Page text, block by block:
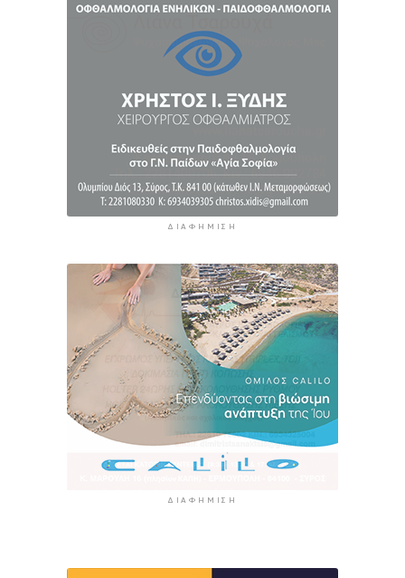
Πάνω από 1 στους 5 Έλληνες καπνίζει
ΔΙΑΦΉΜΙΣΗ
ΔΙΑΦΉΜΙΣΗ